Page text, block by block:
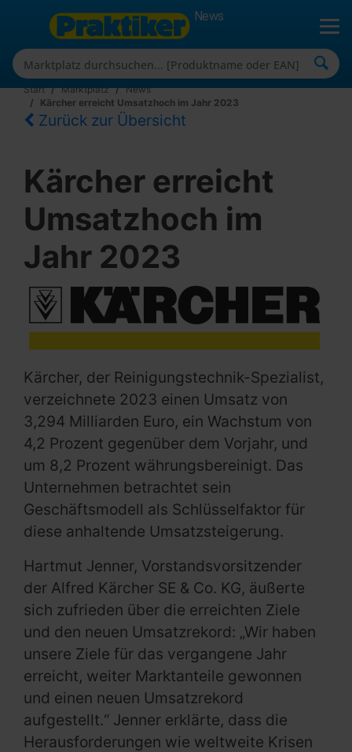
News
Start Marktplatz
News
Kärcher erreicht Umsatzhoch im Jahr 2023
Zurück zur Übersicht
Kärcher erreicht
Umsatzhoch im
Jahr 2023
Kärcher, der Reinigungstechnik-Spezialist,
verzeichnete 2023 einen Umsatz von
3,294 Milliarden Euro, ein Wachstum von
4,2 Prozent gegenüber dem Vorjahr, und
um 8,2 Prozent währungsbereinigt. Das
Unternehmen betrachtet sein
Geschäftsmodell als Schlüsselfaktor für
diese anhaltende Umsatzsteigerung.
Hartmut Jenner, Vorstandsvorsitzender
der Alfred Kärcher SE & Co. KG, äußerte
sich zufrieden über die erreichten Ziele
und den neuen Umsatzrekord: „Wir haben
unsere Ziele für das vergangene Jahr
erreicht, weiter Marktanteile gewonnen
und einen neuen Umsatzrekord
aufgestellt.“ Jenner erklärte, dass die
Herausforderungen wie weltweite Krisen